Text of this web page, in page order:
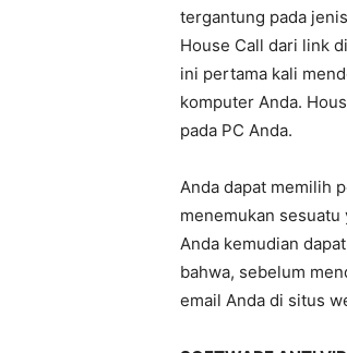
tergantung pada
House Call dari link
ini pertama kali
komputer Anda.
pada PC Anda.
Anda dapat memilih
menemukan
Anda kemudian
bahwa, sebelum
email Anda di situs